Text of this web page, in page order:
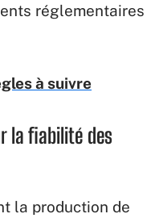
réglementaires
à suivre
la fiabilité des
la production de